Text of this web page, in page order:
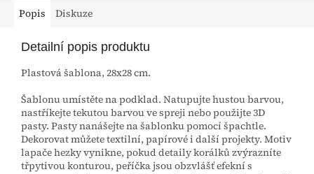
Popis Diskuze
Detailní popis produktu
Plastová šablona, 28x28 cm.
Šablonu umístěte na podklad. Natupujte hustou barvou,
nastříkejte tekutou barvou ve spreji nebo použijte 3D
pasty. Pasty nanášejte na šablonku pomocí špachtle.
Dekorovat můžete textilní, papírové i další projekty. Motiv
lapače hezky vynikne, pokud detaily korálků zvýrazníte
třpytivou konturou, peříčka jsou obzvlášť efekní s